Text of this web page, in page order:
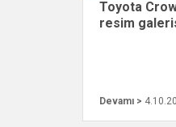
Toyota
resim
Devamı >